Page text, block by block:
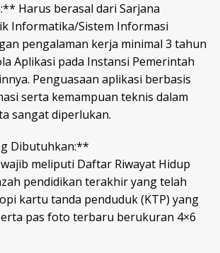
Harus berasal dari Sarjana
Informatika/Sistem Informasi
pengalaman kerja minimal 3 tahun
Aplikasi pada Instansi Pemerintah
Penguasaan aplikasi berbasis
serta kemampuan teknis dalam
sangat diperlukan.
Dibutuhkan:**
meliputi Daftar Riwayat Hidup
pendidikan terakhir yang telah
kartu tanda penduduk (KTP) yang
pas foto terbaru berukuran 4×6